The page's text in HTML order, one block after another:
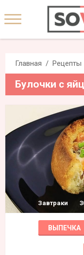
Главная Рецепты
Булочки с
Завтраки
ВЫПЕЧКА